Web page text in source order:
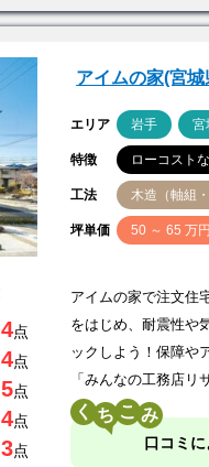
アイムの家(宮
エリア 岩手 宮
特徴 ローコスト
工法 木造（軸組
坪単価 50 ～ 65 万円
4点
4点
5点
4点
3点
アイムの家で注文住
をはじめ、耐震性や
ックしよう！保障や
「みんなの工務店
く こ
口コミに